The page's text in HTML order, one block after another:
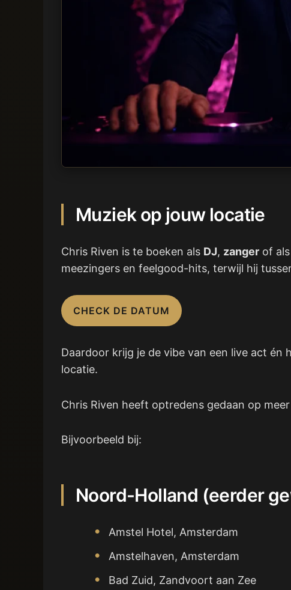
Muziek op jouw locatie
Chris Riven is te boeken als DJ, zanger of als
meezingers en feelgood-hits, terwijl hij
CHECK DE DATUM
Daardoor krijg je de vibe van een live act
locatie.
Chris Riven heeft optredens gedaan op
Bijvoorbeeld bij:
Noord-Holland (eerder
Amstel Hotel, Amsterdam
Amstelhaven, Amsterdam
Bad Zuid, Zandvoort aan Zee